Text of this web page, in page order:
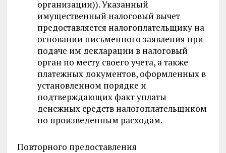
организации)). Указанный
имущественный налоговый вычет
предоставляется налогоплательщику на
основании письменного заявления при
подаче им декларации в налоговый
орган по месту своего учета, а также
платежных документов, оформленных в
установленном порядке и
подтверждающих факт уплаты
денежных средств налогоплательщиком
по произведенным расходам.
Повторного предоставления